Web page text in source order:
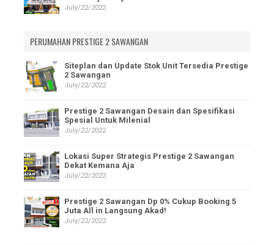
July/22/2022
PERUMAHAN PRESTIGE 2 SAWANGAN
Siteplan dan Update Stok Unit Tersedia Prestige
2 Sawangan
July/22/2022
Prestige 2 Sawangan Desain dan Spesifikasi
Spesial Untuk Milenial
July/22/2022
Lokasi Super Strategis Prestige 2 Sawangan
Dekat Kemana Aja
July/22/2022
Prestige 2 Sawangan Dp 0% Cukup Booking 5
Juta All in Langsung Akad!
July/22/2022